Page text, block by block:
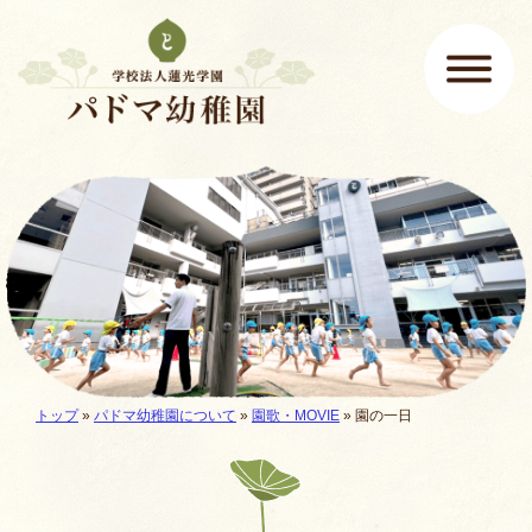
メインメニュー
ここから本文です。
現在地:
トップ» パドマ幼稚園について » 園歌・MOVIE » 園の一日